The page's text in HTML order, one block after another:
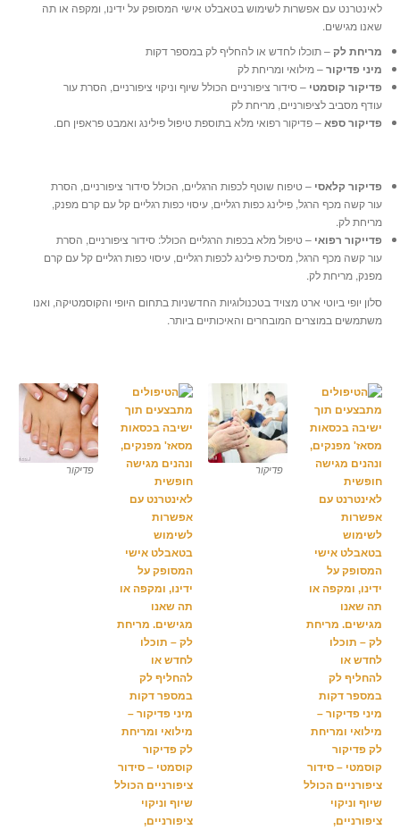
פדיקוררפואי
טיפול פנים קלאסי
טיפולי אנטי אייג'ינג
הסרתשיער בשיטת 4MP
טיפול הידרו-דרמי
טיפוליגוף בגלי רדיו (RF) בשיטת 4MP
טיפול בפיגמנטציה בקרן אור (IPL) בשיטת 4MP
טיפוליםלהבהרת העור
הורדתשיער בשעווה
צוותהסלון
גלריה תמונות
בלוג
צורקשר
הזמנתתור אונליין
עברית
לאינטרנט עם אפשרות לשימוש בטאבלט אישי המסופק על ידינו, ומקפה או תה
שאנו מגישים.
מריחת לק– תוכלו לחדש או להחליף לק במספר דקות
מיני פדיקור– מילואי ומריחת לק
פדיקור קוסמטי – סידור ציפורניים הכולל שיוף וניקוי ציפורניים, הסרת עור
עודף מסביב לציפורניים, מריחת לק
פדיקור ספא– פדיקור רפואי מלא בתוספת טיפול פילינג ואמבט פראפין חם.
פדיקור קלאסי – טיפוח שוטף לכפות הרגליים, הכולל סידור ציפורניים, הסרת
עור קשה מכף הרגל, פילינג כפות רגליים, עיסוי כפות רגליים קל עם קרם מפנק,
מריחת לק.
פדייקור רפואי – טיפול מלא בכפות הרגליים הכולל: סידור ציפורניים, הסרת
עור קשה מכף הרגל, מסיכת פילינג לכפות רגליים, עיסוי כפות רגליים קל עם קרם
מפנק, מריחת לק.
סלון יופי ביוטי ארט מצויד בטכנולוגיות החדשניות בתחום היופי והקוסמטיקה, ואנו
משתמשים במוצרים המובחרים והאיכותיים ביותר.
פדיקור פדיקור